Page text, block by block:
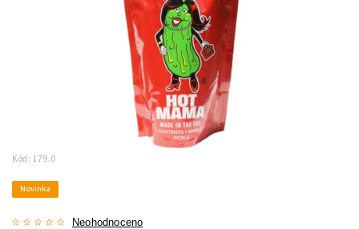
Kód: 179.0
Novinka
Neohodnoceno